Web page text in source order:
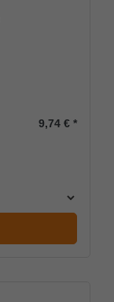
9,74 €*